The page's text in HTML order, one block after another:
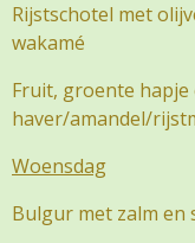
Rijstschotel met
wakamé
Fruit, groente
haver/amandel/
Woensdag
Bulgur met zalm en